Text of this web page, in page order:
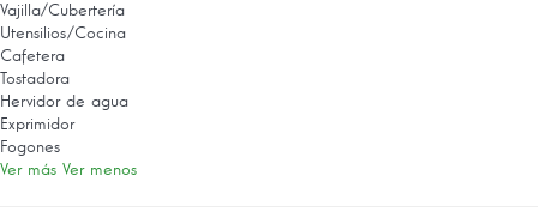
Vajilla/Cubertería
Utensilios/Cocina
Cafetera
Tostadora
Hervidor de agua
Exprimidor
Fogones
Ver más Ver menos